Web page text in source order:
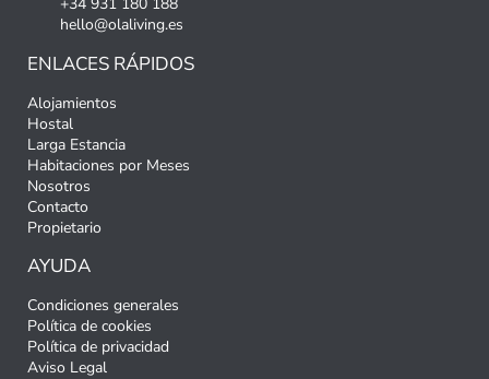
hello@olaliving.es
ENLACES RÁPIDOS
Alojamientos
Hostal
Larga Estancia
Habitaciones por Meses
Nosotros
Contacto
Propietario
AYUDA
Condiciones generales
Política de cookies
Política de privacidad
Aviso Legal